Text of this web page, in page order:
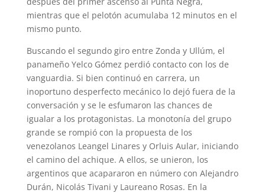
mientras que el pelotón acumulaba 12 minutos en el
mismo punto.
Buscando el segundo giro entre Zonda y Ullúm, el
panameño Yelco Gómez perdió contacto con los de
vanguardia. Si bien continuó en carrera, un
inoportuno desperfecto mecánico lo dejó fuera de la
conversación y se le esfumaron las chances de
igualar a los protagonistas. La monotonía del grupo
grande se rompió con la propuesta de los
venezolanos Leangel Linares y Orluis Aular, iniciando
el camino del achique. A ellos, se unieron, los
argentinos que acapararon en número con Alejandro
Durán, Nicolás Tivani y Laureano Rosas. En la